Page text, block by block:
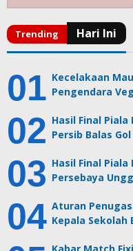
Kecelakaan
Pengendara
Hasil Final
Persib Balas
Hasil Final Piala
Persebaya
Aturan
Kepala Sekolah